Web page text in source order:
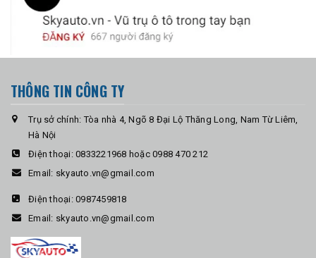
THÔNG TIN CÔNG TY
Trụ sở chính: Tòa nhà 4, Ngõ 8 Đại Lộ Thăng Long, Nam Từ Liêm,
Hà Nội
Điện thoại: 0833221968 hoặc 0988 470 212
Email: skyauto.vn@gmail.com
Điện thoại: 0987459818
Email: skyauto.vn@gmail.com